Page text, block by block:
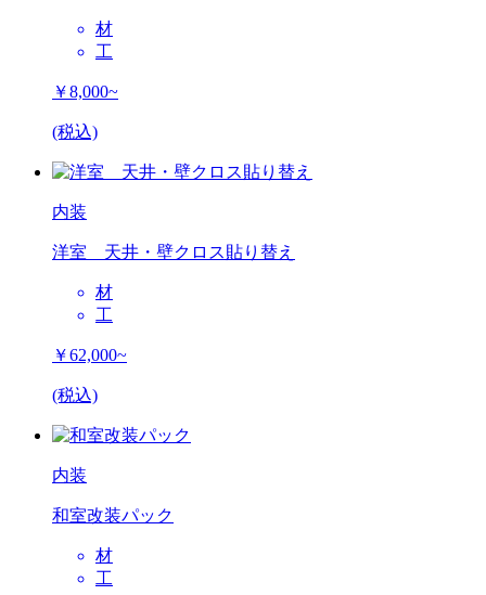
材
工
￥8,000~
(税込)
内装
洋室 天井・壁クロス貼り替え
材
工
￥62,000~
(税込)
内装
和室改装パック
材
工